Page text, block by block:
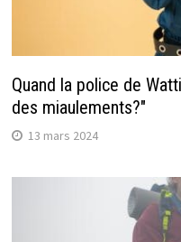
Quand la police de
des miaulements?"
13 mars 2024